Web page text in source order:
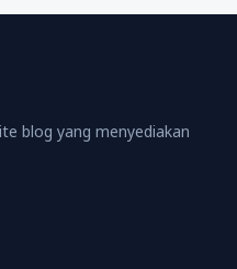
blog yang menyediakan